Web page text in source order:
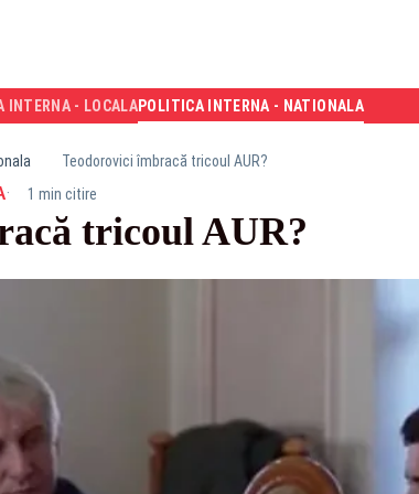
INTERNA - LOCALAPOLITICA INTERNA - NATIONALA
Teodorovici îmbracă tricoul AUR?
· 1 min citire
tricoul AUR?